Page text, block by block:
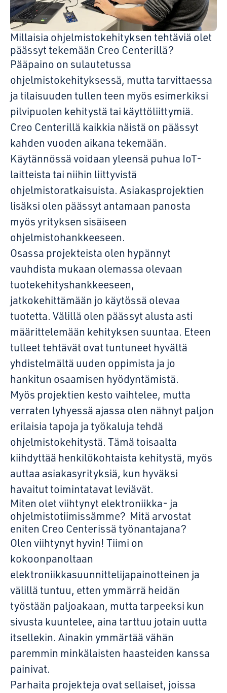
Millaisia ohjelmistokehityksen tehtäviä olet
päässyt tekemään Creo Centerillä?
Pääpaino on sulautetussa
ohjelmistokehityksessä, mutta tarvittaessa
ja tilaisuuden tullen teen myös esimerkiksi
pilvipuolen kehitystä tai käyttöliittymiä.
Creo Centerillä kaikkia näistä on päässyt
kahden vuoden aikana tekemään.
Käytännössä voidaan yleensä puhua IoT-
laitteista tai niihin liittyvistä
ohjelmistoratkaisuista. Asiakasprojektien
lisäksi olen päässyt antamaan panosta
myös yrityksen sisäiseen
ohjelmistohankkeeseen.
Osassa projekteista olen hypännyt
vauhdista mukaan olemassa olevaan
tuotekehityshankkeeseen,
jatkokehittämään jo käytössä olevaa
tuotetta. Välillä olen päässyt alusta asti
määrittelemään kehityksen suuntaa. Eteen
tulleet tehtävät ovat tuntuneet hyvältä
yhdistelmältä uuden oppimista ja jo
hankitun osaamisen hyödyntämistä.
Myös projektien kesto vaihtelee, mutta
verraten lyhyessä ajassa olen nähnyt paljon
erilaisia tapoja ja työkaluja tehdä
ohjelmistokehitystä. Tämä toisaalta
kiihdyttää henkilökohtaista kehitystä, myös
auttaa asiakasyrityksiä, kun hyväksi
havaitut toimintatavat leviävät.
Miten olet viihtynyt elektroniikka- ja
ohjelmistotiimissämme? Mitä arvostat
eniten Creo Centerissä työnantajana?
Olen viihtynyt hyvin! Tiimi on
kokoonpanoltaan
elektroniikkasuunnittelijapainotteinen ja
välillä tuntuu, etten ymmärrä heidän
työstään paljoakaan, mutta tarpeeksi kun
sivusta kuuntelee, aina tarttuu jotain uutta
itsellekin. Ainakin ymmärtää vähän
paremmin minkälaisten haasteiden kanssa
painivat.
Parhaita projekteja ovat sellaiset, joissa